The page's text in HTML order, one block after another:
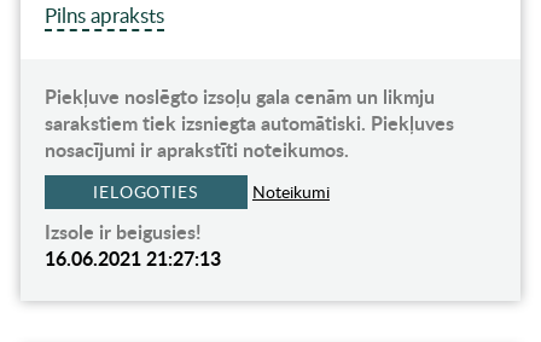
Pilns apraksts
Piekļuve noslēgto izsoļu gala cenām un likmju
sarakstiem tiek izsniegta automātiski. Piekļuves
nosacījumi ir aprakstīti noteikumos.
IELOGOTIES Noteikumi
Izsole ir beigusies!
16.06.2021 21:27:13